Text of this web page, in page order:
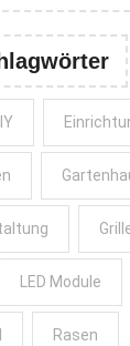
LED Module
Rasen